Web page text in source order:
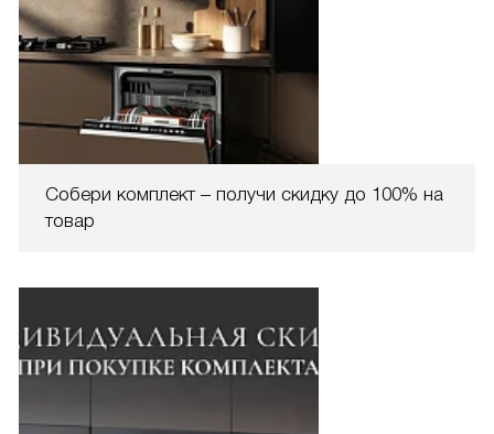
Собери комплект – получи скидку до 100% на
товар